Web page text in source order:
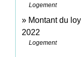
Logement
Montant du
2022
Logement